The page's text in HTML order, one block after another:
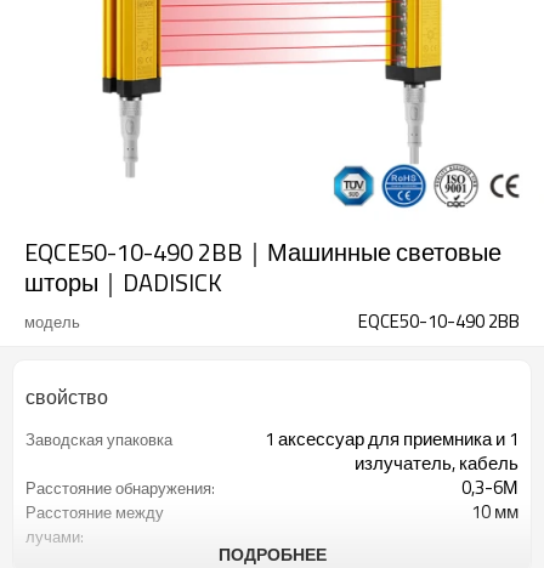
EQCE50-10-490 2BB｜Машинные световые
шторы｜DADISICK
модель EQCE50-10-490 2BB
свойство
Заводская упаковка
1 аксессуар для приемника и 1
излучатель, кабель
Расстояние обнаружения: 0,3-6М
Расстояние между
лучами:
10 мм
ПОДРОБНЕЕ